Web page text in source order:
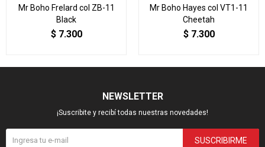
Mr Boho Frelard col ZB-11
Black
$ 7.300
Mr Boho Hayes col VT1-11
Cheetah
$ 7.300
NEWSLETTER
¡Suscribite y recibí todas nuestras novedades!
SUSCRIBIRME